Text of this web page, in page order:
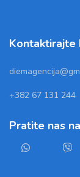
Kontaktirajte
+382 67 131 244
Pratite nas